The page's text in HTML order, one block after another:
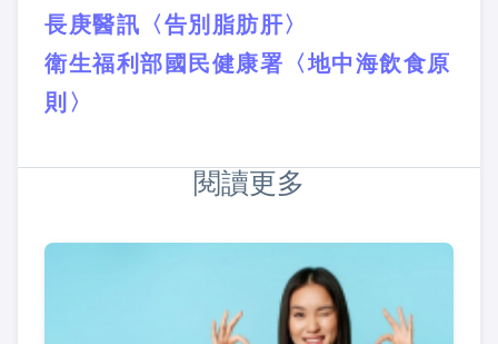
長庚醫訊〈告別脂肪肝〉
衛生福利部國民健康署〈地中海飲食原
則〉
閱讀更多